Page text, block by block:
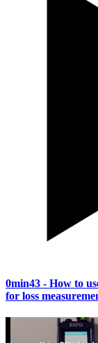
0min43 - How to
for loss